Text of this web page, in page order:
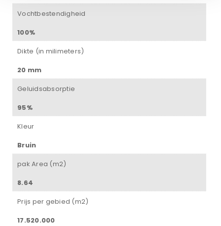
Vochtbestendigheid
100%
Dikte (in milimeters)
20 mm
Geluidsabsorptie
95%
Kleur
Bruin
pak Area (m2)
8.64
Prijs per gebied (m2)
17.520.000